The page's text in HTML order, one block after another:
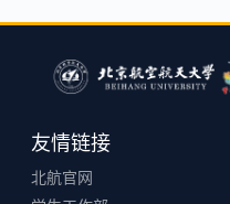
友情链接
北航官网